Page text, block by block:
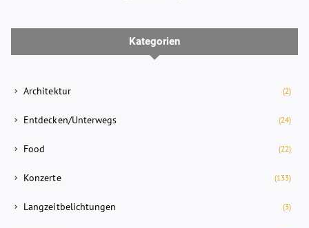
Kategorien
Architektur (2)
Entdecken/Unterwegs (24)
Food (22)
Konzerte (133)
Langzeitbelichtungen (3)